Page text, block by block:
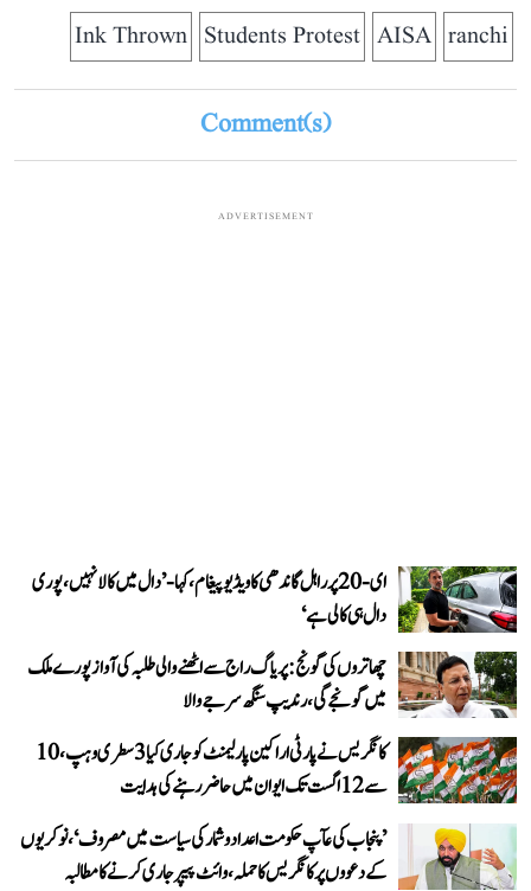
ranchi
AISA
Students Protest
Ink Thrown
Comment(s)
ADVERTISEMENT
ای-20 پر راہل گاندھی کا ویڈیو پیغام، کہا- ’دال میں کالا نہیں، پوری
دال ہی کالی ہے‘
چھاتروں کی گونج: پریاگ راج سے اٹھنے والی طلبہ کی آواز پورے ملک
میں گونجے گی، رندیپ سنگھ سرجے والا
کانگریس نے پارٹی اراکین پارلیمنٹ کو جاری کیا 3 سطری وہپ، 10
سے 12 اگست تک ایوان میں حاضر رہنے کی ہدایت
’پنجاب کی عآپ حکومت اعداد و شمار کی سیاست میں مصروف‘، نوکریوں
کے دعووں پر کانگریس کا حملہ، وائٹ پیپر جاری کرنے کا مطالبہ